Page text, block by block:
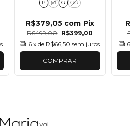
P M G GG
R$499,00 R$399,00
R$379,05 com Pix
6 x de R$66,50 sem juros
COMPRAR
6